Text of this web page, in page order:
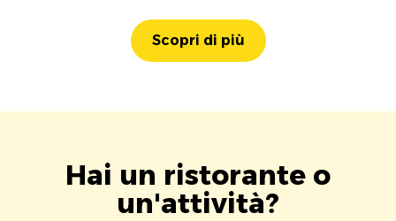
Scopri di più
Hai un ristorante o
un'attività?